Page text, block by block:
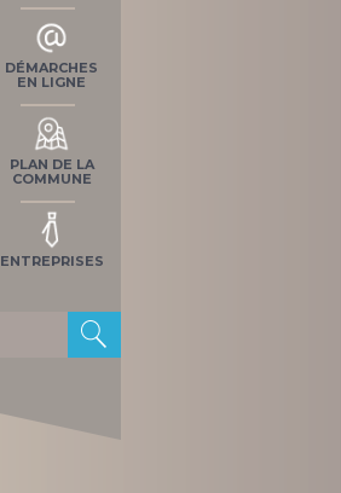
DÉMARCHES
EN LIGNE
PLAN DE LA
COMMUNE
ENTREPRISES